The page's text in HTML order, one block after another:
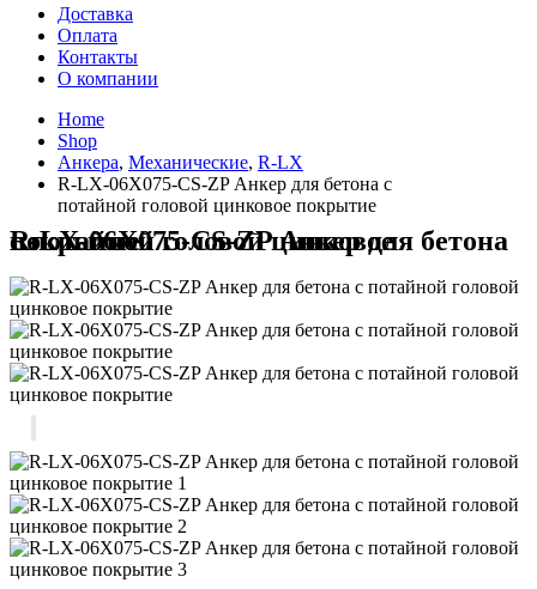
Доставка
Оплата
Контакты
О компании
Home
Shop
Анкера, Механические, R-LX
R-LX-06X075-CS-ZP Анкер для бетона с
потайной головой цинковое покрытие
R-LX-06X075-CS-ZP Анкер для бетона с потайной головой цинковое покрытие